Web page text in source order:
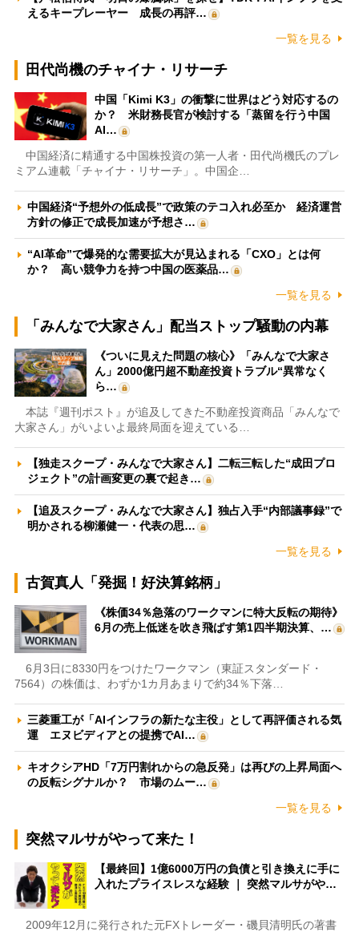
えるキープレーヤー 成長の再評…
一覧を見る
田代尚機のチャイナ・リサーチ
中国「Kimi K3」の衝撃に世界はどう対応するの
か？ 米財務長官が検討する「蒸留を行う中国
AI…
中国経済に精通する中国株投資の第一人者・田代尚機氏のプレ
ミアム連載「チャイナ・リサーチ」。中国企…
中国経済“予想外の低成長”で政策のテコ入れ必至か 経済運営
方針の修正で成長加速が予想さ…
“AI革命”で爆発的な需要拡大が見込まれる「CXO」とは何
か？ 高い競争力を持つ中国の医薬品…
一覧を見る
「みんなで大家さん」配当ストップ騒動の内幕
《ついに見えた問題の核心》「みんなで大家さ
ん」2000億円超不動産投資トラブル“異常なく
ら…
本誌『週刊ポスト』が追及してきた不動産投資商品「みんなで
大家さん」がいよいよ最終局面を迎えている…
【独走スクープ・みんなで大家さん】二転三転した“成田プロ
ジェクト”の計画変更の裏で起き…
【追及スクープ・みんなで大家さん】独占入手“内部議事録”で
明かされる柳瀬健一・代表の思…
一覧を見る
古賀真人「発掘！好決算銘柄」
《株価34％急落のワークマンに特大反転の期待》
6月の売上低迷を吹き飛ばす第1四半期決算、…
6月3日に8330円をつけたワークマン（東証スタンダード・
7564）の株価は、わずか1カ月あまりで約34％下落…
三菱重工が「AIインフラの新たな主役」として再評価される気
運 エヌビディアとの提携でAI…
キオクシアHD「7万円割れからの急反発」は再びの上昇局面へ
の反転シグナルか？ 市場のムー…
一覧を見る
突然マルサがやって来た！
【最終回】1億6000万円の負債と引き換えに手に
入れたプライスレスな経験 ｜ 突然マルサがや…
2009年12月に発行された元FXトレーダー・磯貝清明氏の著書